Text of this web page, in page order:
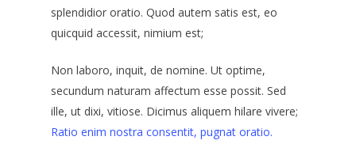
splendidior oratio. Quod autem satis est, eo
quicquid accessit, nimium est;
Non laboro, inquit, de nomine. Ut optime,
secundum naturam affectum esse possit. Sed
ille, ut dixi, vitiose. Dicimus aliquem hilare vivere;
Ratio enim nostra consentit, pugnat oratio.